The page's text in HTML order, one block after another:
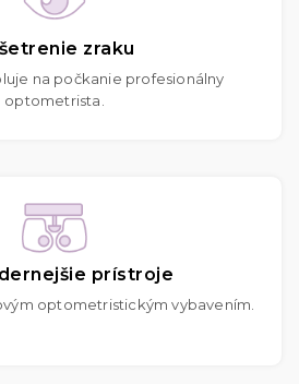
zraku
na počkanie profesionálny
optometrista.
prístroje
optometristickým vybavením.